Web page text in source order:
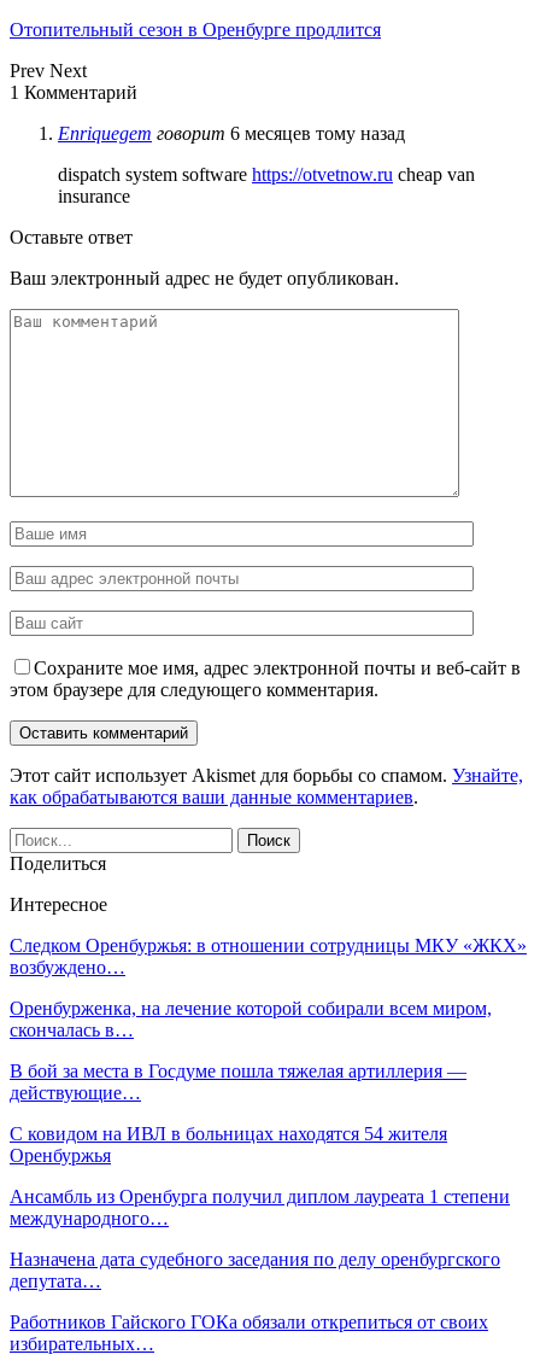
Отопительный сезон в Оренбурге продлится
Prev Next
1 Комментарий
Enriquegem говорит 6 месяцев тому назад
dispatch system software https://otvetnow.ru cheap van
insurance
Оставьте ответ
Ваш электронный адрес не будет опубликован.
Сохраните мое имя, адрес электронной почты и веб-сайт в
этом браузере для следующего комментария.
Этот сайт использует Akismet для борьбы со спамом. Узнайте,
как обрабатываются ваши данные комментариев.
Поделиться
Интересное
Следком Оренбуржья: в отношении сотрудницы МКУ «ЖКХ»
возбуждено…
Оренбурженка, на лечение которой собирали всем миром,
скончалась в…
В бой за места в Госдуме пошла тяжелая артиллерия —
действующие…
С ковидом на ИВЛ в больницах находятся 54 жителя
Оренбуржья
Ансамбль из Оренбурга получил диплом лауреата 1 степени
международного…
Назначена дата судебного заседания по делу оренбургского
депутата…
Работников Гайского ГОКа обязали открепиться от своих
избирательных…